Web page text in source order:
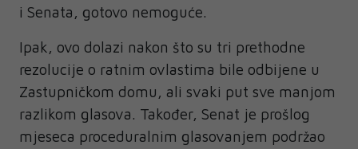
i Senata, gotovo nemoguće.
Ipak, ovo dolazi nakon što su tri prethodne
rezolucije o ratnim ovlastima bile odbijene u
Zastupničkom domu, ali svaki put sve manjom
razlikom glasova. Također, Senat je prošlog
mjeseca proceduralnim glasovanjem podržao